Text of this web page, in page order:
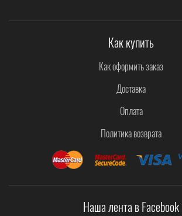
Как купить
Как оформить заказ
Доставка
Оплата
Политика возврата
Наша лента в Facebook